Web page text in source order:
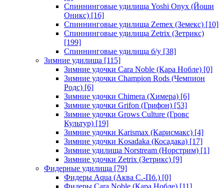
Спиннинговые удилища Yoshi Onyx (Йоши
Оникс) [16]
Спиннинговые удилища Zemex (Земекс) [10]
Спиннинговые удилища Zetrix (Зетрикс)
[199]
Спиннинговые удилища б/у [38]
Зимние удилища [115]
Зимние удочки Cara Noble (Кара Нобле) [0]
Зимние удочки Champion Rods (Чемпион
Родс) [6]
Зимние удочки Chimera (Химера) [6]
Зимние удочки Grifon (Грифон) [53]
Зимние удочки Grows Culture (Гровс
Культур) [19]
Зимние удочки Karismax (Карисмакс) [4]
Зимние удочки Kosadaka (Косадака) [17]
Зимние удилища Norstream (Норстрим) [1]
Зимние удочки Zetrix (Зетрикс) [9]
Фидерные удилища [79]
Фидеры Aqua (Аква С.-Пб.) [0]